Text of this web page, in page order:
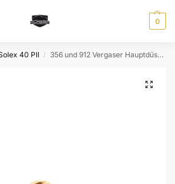
0
40 PII / 356 und 912 Vergaser Hauptdüse 130 für Solex 40 PII